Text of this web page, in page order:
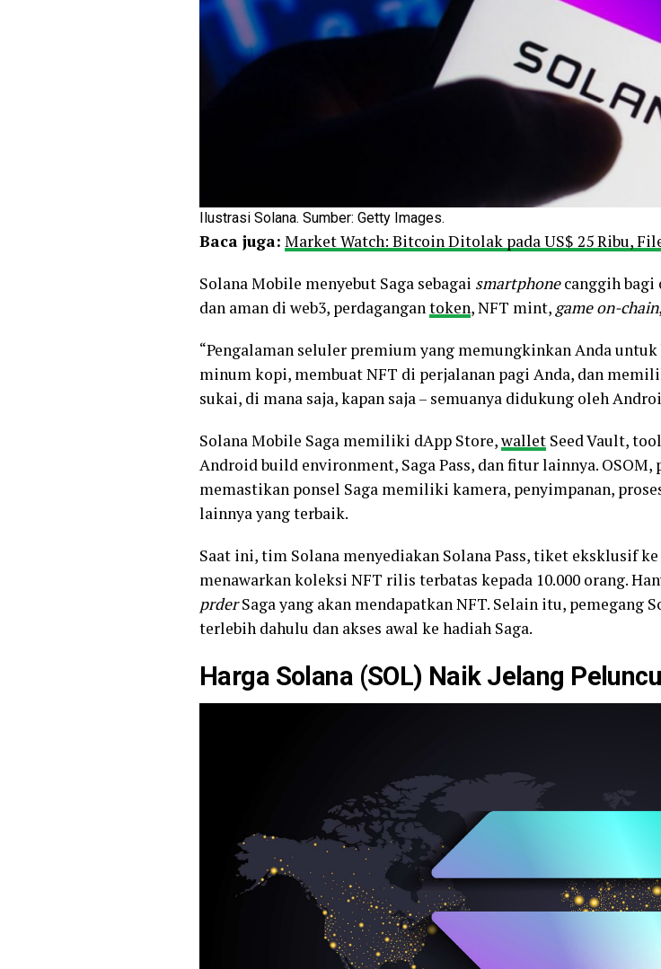
Ilustrasi Solana. Sumber: Getty Images.
Baca juga: Market Watch: Bitcoin Ditolak pada US$ 25 Ribu,
Solana Mobile menyebut Saga sebagai smartphonecanggih bagi
dan aman di web3, perdagangantoken, NFT mint, game on-chain
“Pengalaman seluler premium yang memungkinkan Anda
minum kopi, membuat NFT di perjalanan pagi Anda, dan
sukai, di mana saja, kapan saja – semuanya didukung oleh
Solana Mobile Saga memiliki dApp Store,wallet Seed Vault,
Android build environment, Saga Pass, dan fitur lainnya.
memastikan ponsel Saga memiliki kamera, penyimpanan,
lainnya yang terbaik.
Saat ini, tim Solana menyediakan Solana Pass, tiket eksklusif
menawarkan koleksi NFT rilis terbatas kepada 10.000 orang.
prderSaga yang akan mendapatkan NFT. Selain itu, pemegang
terlebih dahulu dan akses awal ke hadiah Saga.
Harga Solana (SOL) Naik Jelang